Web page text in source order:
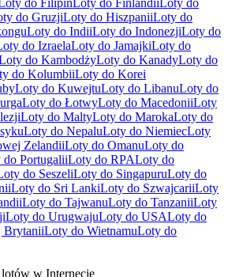
do GruzjiLoty do HiszpaniiLoty do
Loty do IndiiLoty do IndonezjiLoty do
do IzraelaLoty do JamajkiLoty do
do KambodżyLoty do KanadyLoty do
do KolumbiiLoty do Korei
Loty do KuwejtuLoty do LibanuLoty do
Loty do ŁotwyLoty do MacedoniiLoty
Loty do MaltyLoty do MarokaLoty do
Loty do NepaluLoty do NiemiecLoty
ZelandiiLoty do OmanuLoty do
PortugaliiLoty do RPALoty do
do SeszeliLoty do SingapuruLoty do
Loty do Sri LankiLoty do SzwajcariiLoty
Loty do TajwanuLoty do TanzaniiLoty
Loty do UrugwajuLoty do USALoty do
BrytaniiLoty do WietnamuLoty do
w Internecie